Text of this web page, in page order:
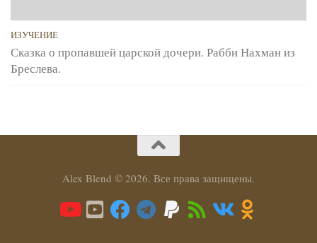
ИЗУЧЕНИЕ
Сказка о пропавшей царской дочери. Рабби Нахман из
Бреслева.
Alex Blend © 2026. Все права защищены.